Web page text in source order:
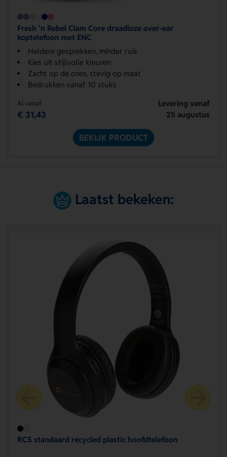
Fresh ’n Rebel Clam Core draadloze over-ear
koptelefoon met ENC
Heldere gesprekken, minder ruis
Kies uit stijlvolle kleuren
Zacht op de oren, stevig op maat
Bedrukken vanaf 10 stuks
Al vanaf
€ 31,43
Levering vanaf
25 augustus
BEKIJK PRODUCT
Laatst bekeken:
RCS standaard recycled plastic hoofdtelefoon